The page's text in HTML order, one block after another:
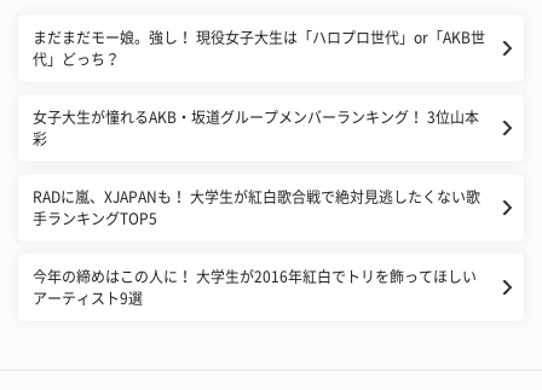
まだまだモー娘。強し！ 現役女子大生は「ハロプロ世代」or「AKB世
代」どっち？
女子大生が憧れるAKB・坂道グループメンバーランキング！ 3位山本
彩
RADに嵐、XJAPANも！ 大学生が紅白歌合戦で絶対見逃したくない歌
手ランキングTOP5
今年の締めはこの人に！ 大学生が2016年紅白でトリを飾ってほしい
アーティスト9選